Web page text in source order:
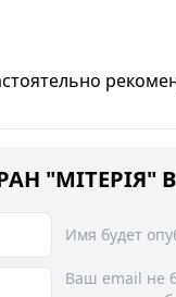
"МІТЕРІЯ"
Имя будет
Ваш email не